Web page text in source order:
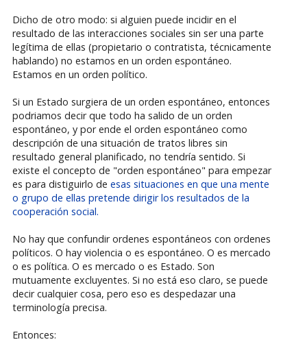
Dicho de otro modo: si alguien puede incidir en el
resultado de las interacciones sociales sin ser una parte
legítima de ellas (propietario o contratista, técnicamente
hablando) no estamos en un orden espontáneo.
Estamos en un orden político.
Si un Estado surgiera de un orden espontáneo, entonces
podriamos decir que todo ha salido de un orden
espontáneo, y por ende el orden espontáneo como
descripción de una situación de tratos libres sin
resultado general planificado, no tendría sentido. Si
existe el concepto de "orden espontáneo" para empezar
es para distiguirlo de esas situaciones en que una mente
o grupo de ellas pretende dirigir los resultados de la
cooperación social.
No hay que confundir ordenes espontáneos con ordenes
políticos. O hay violencia o es espontáneo. O es mercado
o es política. O es mercado o es Estado. Son
mutuamente excluyentes. Si no está eso claro, se puede
decir cualquier cosa, pero eso es despedazar una
terminología precisa.
Entonces: